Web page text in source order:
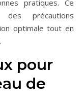
pratiques. Ce
des précautions
optimale tout en
pour
de